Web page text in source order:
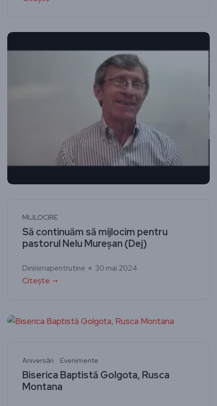
MIJLOCIRE
Să continuăm să mijlocim pentru
pastorul Nelu Mureșan (Dej)
Dininimapentrutine 30 mai 2024
Citește
Aniversări Evenimente
Biserica Baptistă Golgota, Rusca
Montana